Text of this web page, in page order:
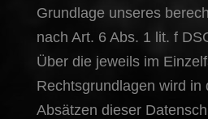
Grundlage unseres
nach Art. 6 Abs. 1 lit. f
Über die jeweils im
Rechtsgrundlagen wird in
Absätzen dieser